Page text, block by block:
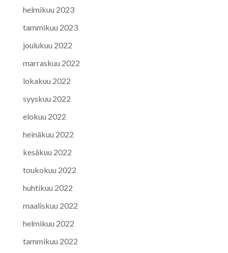
helmikuu 2023
tammikuu 2023
joulukuu 2022
marraskuu 2022
lokakuu 2022
syyskuu 2022
elokuu 2022
heinäkuu 2022
kesäkuu 2022
toukokuu 2022
huhtikuu 2022
maaliskuu 2022
helmikuu 2022
tammikuu 2022